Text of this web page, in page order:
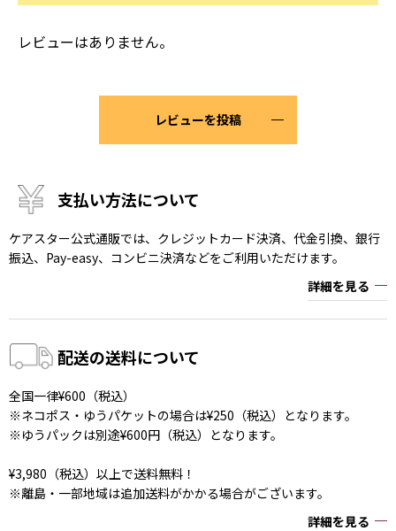
レビューはありません。
レビューを投稿
支払い方法について
ケアスター公式通販では、クレジットカード決済、代金引換、銀行
振込、Pay-easy、コンビニ決済などをご利用いただけます。
詳細を見る
配送の送料について
全国一律¥600（税込）
※ネコポス・ゆうパケットの場合は¥250（税込）となります。
※ゆうパックは別途¥600円（税込）となります。
¥3,980（税込）以上で送料無料！
※離島・一部地域は追加送料がかかる場合がございます。
詳細を見る